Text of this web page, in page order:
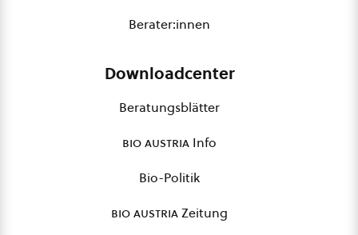
Berater:innen
Downloadcenter
Beratungsblätter
bio austria Info
Bio-Politik
bio austriaZeitung